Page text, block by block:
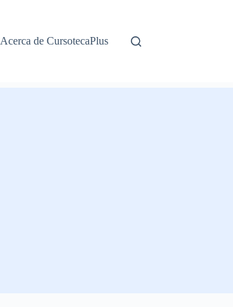
Acerca de CursotecaPlus